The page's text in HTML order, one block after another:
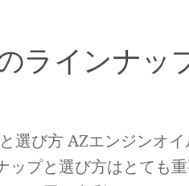
ラインナッ
選び方 AZエンジンオイ
ップと選び方はとても